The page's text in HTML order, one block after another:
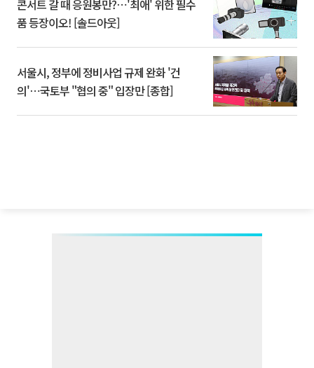
콘서트 갈 때 응원봉만?⋯'최애' 위한 필수
품 등장이오! [솔드아웃]
서울시, 정부에 정비사업 규제 완화 '건
의'⋯국토부 "협의 중" 입장만 [종합]